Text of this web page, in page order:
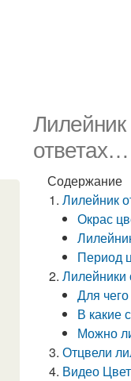
Лилейник
ответах…
Содержание
Лилейник
Окрас
Период
Лилейники
Для
В какие
Можно
Отцвели
Видео